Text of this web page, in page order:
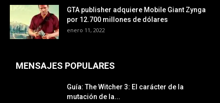
GTA publisher adquiere Mobile Giant Zynga
por 12.700 millones de dólares
enero 11, 2022
MENSAJES POPULARES
Guía: The Witcher 3: El carácter de la
mutación de la...